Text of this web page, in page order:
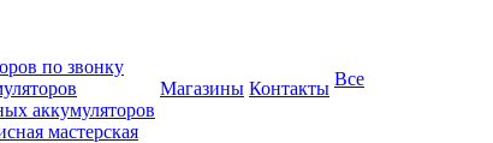
по звонку
аккумуляторов
мастерская
Магазины Контакты Все